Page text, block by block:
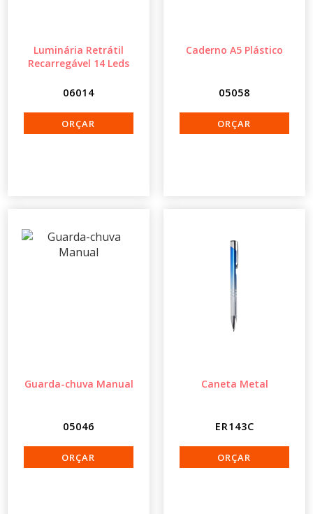
Luminária Retrátil
Recarregável 14 Leds
06014
Caderno A5 Plástico
05058
Guarda-chuva Manual
05046
Caneta Metal
ER143C